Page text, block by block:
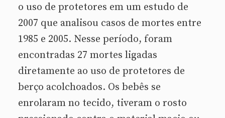
o uso de protetores em um estudo de
2007 que analisou casos de mortes entre
1985 e 2005. Nesse período, foram
encontradas 27 mortes ligadas
diretamente ao uso de protetores de
berço acolchoados. Os bebês se
enrolaram no tecido, tiveram o rosto